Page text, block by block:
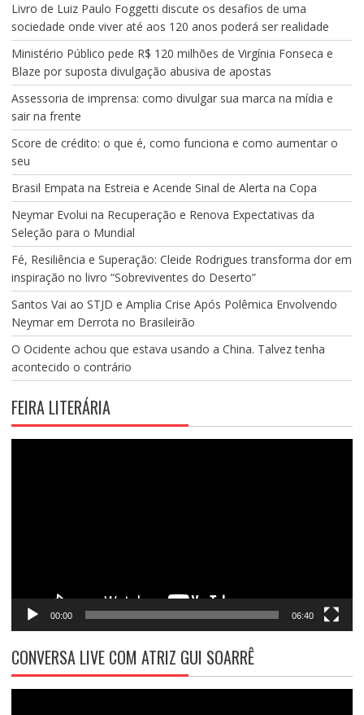
Livro de Luiz Paulo Foggetti discute os desafios de uma
sociedade onde viver até aos 120 anos poderá ser realidade
Ministério Público pede R$ 120 milhões de Virgínia Fonseca e
Blaze por suposta divulgação abusiva de apostas
Assessoria de imprensa: como divulgar sua marca na mídia e
sair na frente
Score de crédito: o que é, como funciona e como aumentar o
seu
Brasil Empata na Estreia e Acende Sinal de Alerta na Copa
Neymar Evolui na Recuperação e Renova Expectativas da
Seleção para o Mundial
Fé, Resiliência e Superação: Cleide Rodrigues transforma dor em
inspiração no livro “Sobreviventes do Deserto”
Santos Vai ao STJD e Amplia Crise Após Polêmica Envolvendo
Neymar em Derrota no Brasileirão
O Ocidente achou que estava usando a China. Talvez tenha
acontecido o contrário
FEIRA LITERÁRIA
00:00 06:40
CONVERSA LIVE COM ATRIZ GUI SOARRÊ